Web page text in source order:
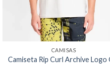
CAMISAS
Camiseta Rip Curl Archive Logo